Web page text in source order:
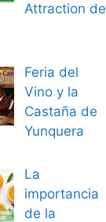
Attraction de
Feria del
Vino y la
Castaña de
Yunquera
La
importancia
de la